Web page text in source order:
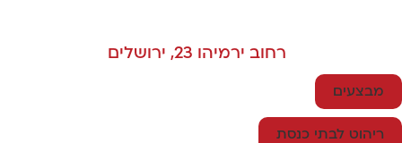
רחוב ירמיהו 23, ירושלים
מבצעים
ריהוט לבתי כנסת